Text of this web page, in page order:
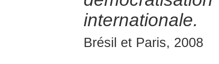
internationale.
Brésil et Paris, 2008